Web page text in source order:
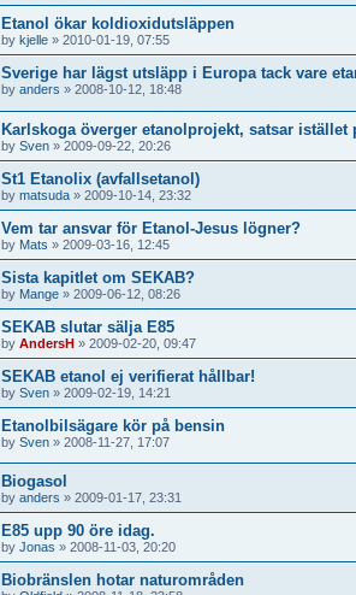
Etanol ökar koldioxidutsläppen
by kjelle » 2010-01-19, 07:55
Sverige har lägst utsläpp i Europa tack vare
by anders » 2008-10-12, 18:48
Karlskoga överger etanolprojekt, satsar istället
by Sven » 2009-09-22, 20:26
St1 Etanolix (avfallsetanol)
by matsuda » 2009-10-14, 23:32
Vem tar ansvar för Etanol-Jesus lögner?
by Mats » 2009-03-16, 12:45
Sista kapitlet om SEKAB?
by Mange » 2009-06-12, 08:26
SEKAB slutar sälja E85
by AndersH » 2009-02-20, 09:47
SEKAB etanol ej verifierat hållbar!
by Sven » 2009-02-19, 14:21
Etanolbilsägare kör på bensin
by Sven » 2008-11-27, 17:07
Biogasol
by anders » 2009-01-17, 23:31
E85 upp 90 öre idag.
by Jonas » 2008-11-03, 20:20
Biobränslen hotar naturområden